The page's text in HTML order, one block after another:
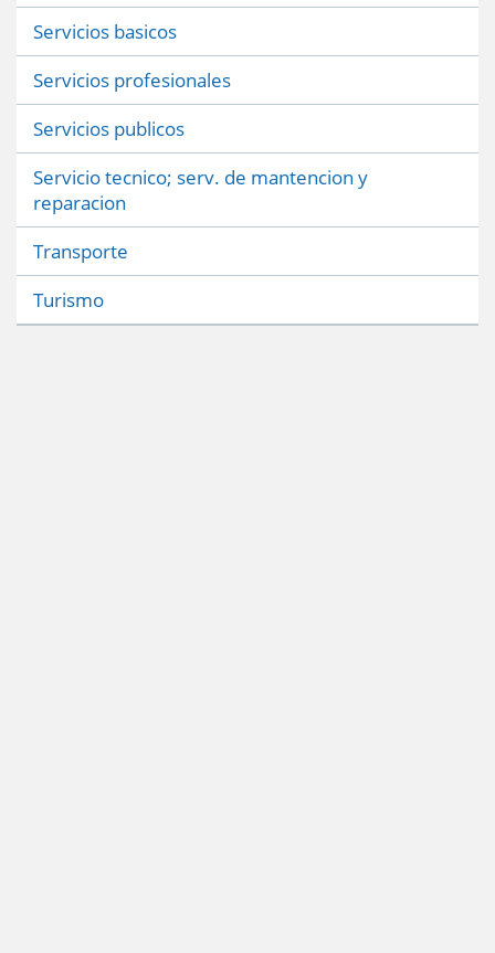
Servicios basicos
Servicios profesionales
Servicios publicos
Servicio tecnico; serv. de mantencion y
reparacion
Transporte
Turismo